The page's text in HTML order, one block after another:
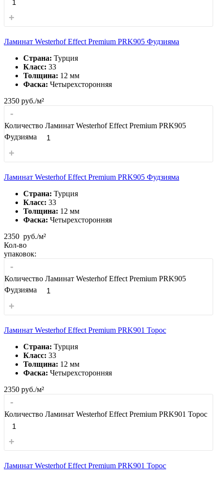
+
Ламинат Westerhof Effect Premium PRK905 Фудзияма
Страна: Турция
Класс: 33
Толщина: 12 мм
Фаска: Четырехсторонняя
2350 руб./м²
-
Количество Ламинат Westerhof Effect Premium PRK905
Фудзияма
+
Ламинат Westerhof Effect Premium PRK905 Фудзияма
Страна: Турция
Класс: 33
Толщина: 12 мм
Фаска: Четырехсторонняя
2350 руб./м²
Кол-во
упаковок:
-
Количество Ламинат Westerhof Effect Premium PRK905
Фудзияма
+
Ламинат Westerhof Effect Premium PRK901 Торос
Страна: Турция
Класс: 33
Толщина: 12 мм
Фаска: Четырехсторонняя
2350 руб./м²
-
Количество Ламинат Westerhof Effect Premium PRK901 Торос
+
Ламинат Westerhof Effect Premium PRK901 Торос